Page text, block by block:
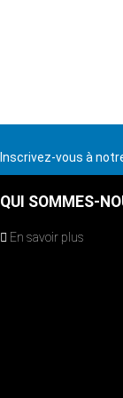
Inscrivez-vous à
QUI SOMMES-
En savoir plus